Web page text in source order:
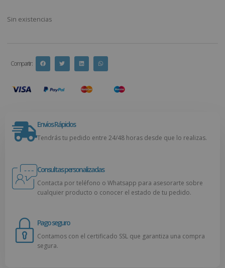
Sin existencias
Compartir :
Envíos Rápidos
Tendrás tu pedido entre 24/48 horas desde que lo realizas.
Consultas personalizadas
Contacta por teléfono o Whatsapp para asesorarte sobre
cualquier producto o conocer el estado de tu pedido.
Pago seguro
Contamos con el certificado SSL que garantiza una compra
segura.